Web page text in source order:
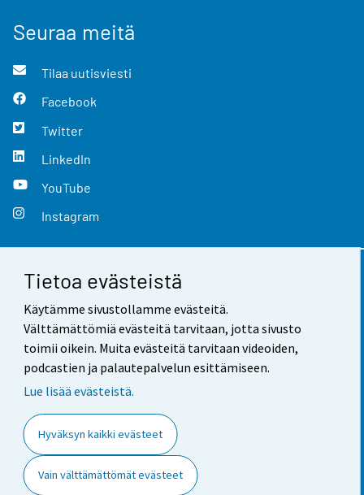
Tietoa evästeistä
Käytämme sivustollamme evästeitä.
Välttämättömiä evästeitä tarvitaan, jotta sivusto
toimii oikein. Muita evästeitä tarvitaan videoiden,
podcastien ja palautepalvelun esittämiseen.
Lue lisää evästeistä.
Hyväksyn kaikki evästeet
Vain välttämättömät evästeet
Seuraa meitä
Tilaa uutisviesti
Facebook
Twitter
LinkedIn
YouTube
Instagram
Yhteystiedot
Palaute
Käyttöehdot
Saavutettavuus
Tietoa sivustosta
Evästeasetukset